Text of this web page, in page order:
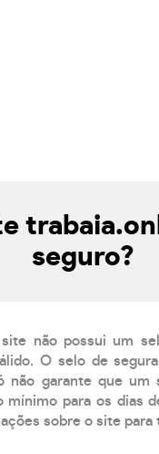
seguro?
não possui um
O selo de
não garante que um
mínimo para os dias
sobre o site para